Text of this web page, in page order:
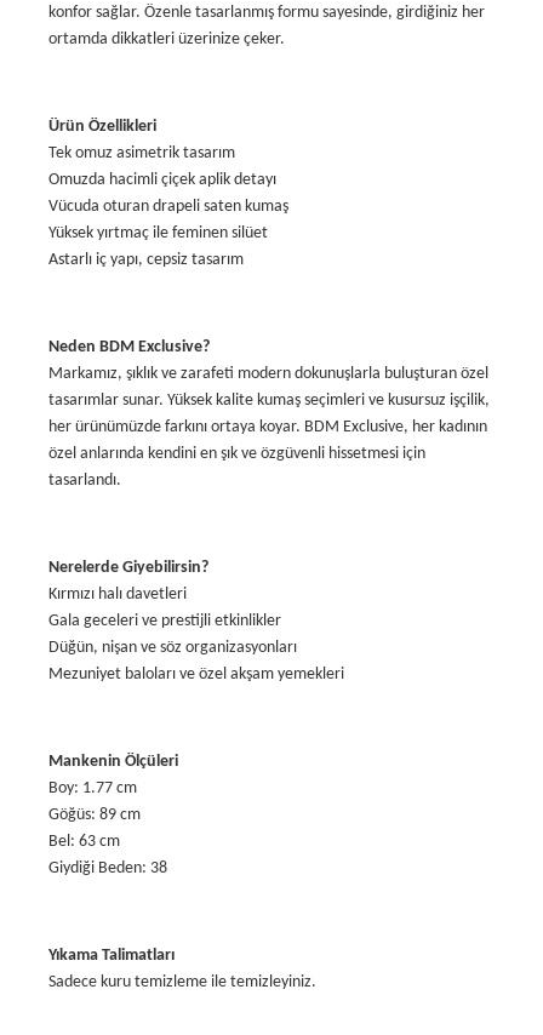
konfor sağlar. Özenle tasarlanmış formu sayesinde, girdiğiniz her
ortamda dikkatleri üzerinize çeker.
Ürün Özellikleri
Tek omuz asimetrik tasarım
Omuzda hacimli çiçek aplik detayı
Vücuda oturan drapeli saten kumaş
Yüksek yırtmaç ile feminen silüet
Astarlı iç yapı, cepsiz tasarım
Neden BDM Exclusive?
Markamız, şıklık ve zarafeti modern dokunuşlarla buluşturan özel
tasarımlar sunar. Yüksek kalite kumaş seçimleri ve kusursuz işçilik,
her ürünümüzde farkını ortaya koyar. BDM Exclusive, her kadının
özel anlarında kendini en şık ve özgüvenli hissetmesi için
tasarlandı.
Nerelerde Giyebilirsin?
Kırmızı halı davetleri
Gala geceleri ve prestijli etkinlikler
Düğün, nişan ve söz organizasyonları
Mezuniyet baloları ve özel akşam yemekleri
Mankenin Ölçüleri
Boy: 1.77 cm
Göğüs: 89 cm
Bel: 63 cm
Giydiği Beden: 38
Yıkama Talimatları
Sadece kuru temizleme ile temizleyiniz.